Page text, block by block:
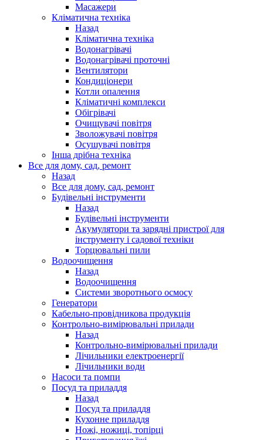
Масажери
Кліматична техніка
Назад
Кліматична техніка
Водонагрівачі
Водонагрівачі проточні
Вентилятори
Кондиціонери
Котли опалення
Кліматичні комплекси
Обігрівачі
Очищувачі повітря
Зволожувачі повітря
Осушувачі повітря
Інша дрібна техніка
Все для дому, сад, ремонт
Назад
Все для дому, сад, ремонт
Будівельні інструменти
Назад
Будівельні інструменти
Акумулятори та зарядні пристрої для
інструменту і садової техніки
Торцювальні пили
Водоочищення
Назад
Водоочищення
Системи зворотнього осмосу
Генератори
Кабельно-провідникова продукція
Контрольно-вимірювальні прилади
Назад
Контрольно-вимірювальні прилади
Лічильники електроенергії
Лічильники води
Насоси та помпи
Посуд та приладдя
Назад
Посуд та приладдя
Кухонне приладдя
Ножі, ножиці, топірці